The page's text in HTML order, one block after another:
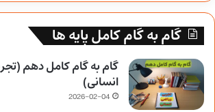
گام به گام کامل پایه ها
گام به گام کامل دهم
انسانی)
2026-02-04